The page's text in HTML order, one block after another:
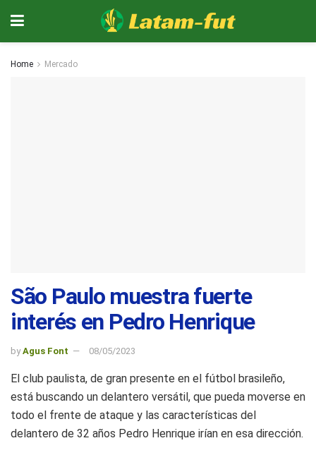
Home Mercado
São Paulo muestra fuerte
interés en Pedro Henrique
by Agus Font 08/05/2023
El club paulista, de gran presente en el fútbol brasileño,
está buscando un delantero versátil, que pueda moverse en
todo el frente de ataque y las características del
delantero de 32 años Pedro Henrique irían en esa dirección.